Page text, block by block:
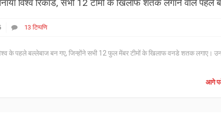
13 टिप्पणि
के पहले बल्लेबाज बन गए, जिन्होंने सभी 12 फुल मेंबर टीमों के खिलाफ वनडे शतक लगाए।
आगे